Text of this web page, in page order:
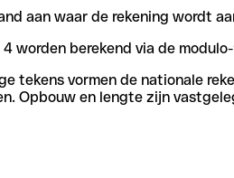
aan waar de rekening wordt
worden berekend via de
tekens vormen de nationale
Opbouw en lengte zijn